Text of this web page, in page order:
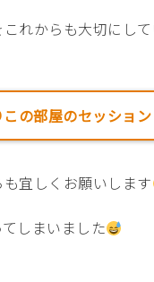
れからも大切にし
この部屋のセッション
宜しくお願いします
しまいました